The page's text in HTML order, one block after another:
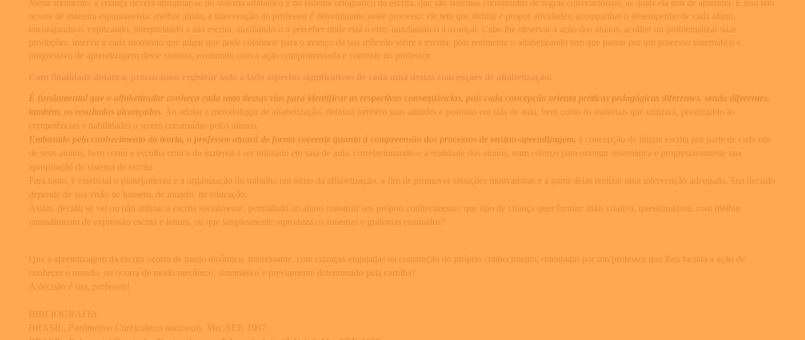
Nesse momento, a criança deverá apropriar-se do sistema alfabético e do sistema ortográfico da escrita, que são sistemas constituídos de regras convencionais, as quais ela tem de aprender. E isso não
ocorre de maneira espontaneísta; melhor ainda, a intervenção do professor é determinante neste processo: ele tem que definir e propor atividades; acompanhar o desempenho de cada aluno,
encorajando-o, explicando, interpretando a sua escrita, auxiliando-o a perceber onde está o erro, auxiliando-o a avançar. Cabe-lhe observar a ação dos alunos, acolher ou problematizar suas
produções, intervir a cada momento que julgar que pode colaborar para o avanço da sua reflexão sobre a escrita, pois realmente o alfabetizando tem que passar por um processo sistemático e
progressivo de aprendizagem desse sistema, evoluindo com a ação compromissada e coerente do professor.
É fundamental que o alfabetizador conheça cada uma dessas vias para identificar as respectivas conseqüências, pois cada concepção orienta práticas pedagógicas diferentes, sendo diferentes,
também, os resultados alcançados. Ao adotar a metodologia de alfabetização, definirá também suas atitudes e posturas em sala de aula, bem como os materiais que utilizará, priorizando as
competências e habilidades a serem construídas pelos alunos.
Embasado pelo conhecimento da teoria, o professor atuará de forma coerente quanto à compreensão dos processos de ensino-aprendizagem, à concepção de língua escrita por parte de cada um
de seus alunos, bem como a escolha crítica do material a ser utilizado em sala de aula, correlacionando-o à realidade dos alunos, num esforço para orientar sistemática e progressivamente sua
apropriação do sistema de escrita.
Para tanto, é essencial o planejamento e a organização do trabalho em torno da alfabetização, a fim de promover situações motivadoras e a partir delas realizar uma intervenção adequada. Sua decisão
depende de sua visão de homem, de mundo, de educação.
Assim, decidir se vai ou não utilizar a escrita socialmente, permitindo ao aluno construir seu próprio conhecimento; que tipo de criança quer formar: mais criativa, questionadora, com melhor
entendimento de expressão escrita e leitura, ou que simplesmente reproduza os fonemas e grafemas ensinados?
Que a aprendizagem da escrita ocorra de modo dinâmico, interessante, com crianças engajadas na construção do próprio conhecimento, orientadas por um professor que lhes facilita a ação de
conhecer o mundo, ou ocorra de modo mecânico, sistemático e previamente determinado pela cartilha?
A decisão é sua, professor!
BIBLIOGRAFIA
BRASIL, Parâmetros Curriculares nacionais . Mec/SEF, 1997.